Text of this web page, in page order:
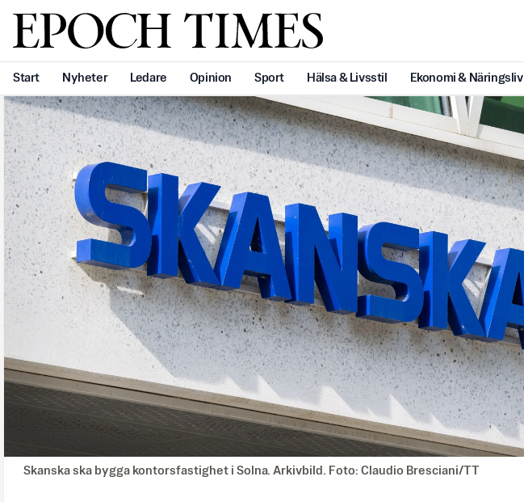
Svenska Epoch Times
Start Nyheter Ledare Opinion Sport Hälsa & Livsstil Ekonomi & Näringsliv
Skanska ska bygga kontorsfastighet i Solna. Arkivbild. Foto: Claudio Bresciani/TT